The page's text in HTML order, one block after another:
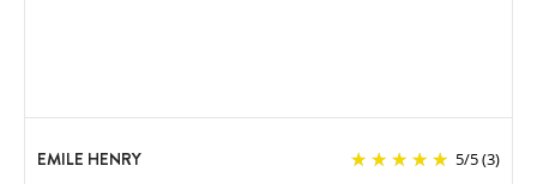
EMILE HENRY 5/5(3)